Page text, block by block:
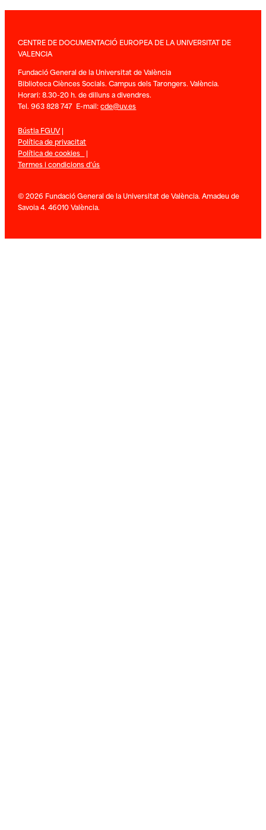
CENTRE DE DOCUMENTACIÓ EUROPEA DE LA UNIVERSITAT DE
VALENCIA
Fundació General de la Universitat de València
Biblioteca Ciènces Socials. Campus dels Tarongers. València.
Horari: 8.30-20 h. de dilluns a divendres.
Tel. 963 828 747 E-mail:cde@uv.es
Bústia FGUV|
Política de privacitat
Política de cookies |
Termes i condicions d’ús
© 2026 Fundació General de la Universitat de València. Amadeu de
Savoia 4. 46010 València.